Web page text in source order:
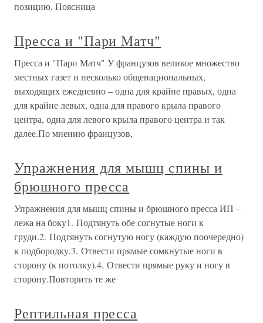
позицию. Поясница
Пресса и "Пари Матч"
Пресса и "Пари Матч" У французов великое множество
местных газет и несколько общенациональных,
выходящих ежедневно – одна для крайне правых, одна
для крайне левых, одна для правого крыла правого
центра, одна для левого крыла правого центра и так
далее.По мнению французов,
Упражнения для мышц спины и
брюшного пресса
Упражнения для мышц спины и брюшного пресса ИП –
лежа на боку1. Подтянуть обе согнутые ноги к
груди.2. Подтянуть согнутую ногу (каждую поочередно)
к подбородку.3. Отвести прямые сомкнутые ноги в
сторону (к потолку).4. Отвести прямые руку и ногу в
сторону.Повторить те же
Рептильная пресса